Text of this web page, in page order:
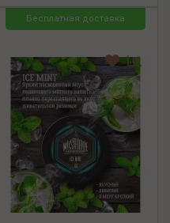
Бесплатная доставка